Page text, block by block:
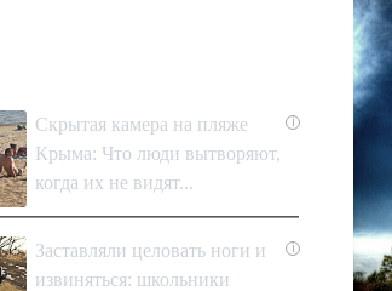
i
Скрытая камера на пляже
Крыма: Что люди вытворяют,
когда их не видят...
i
Заставляли целовать ноги и
извиняться: школьники